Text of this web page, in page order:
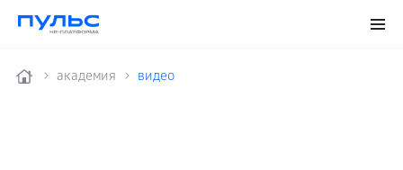
aкадемия видео